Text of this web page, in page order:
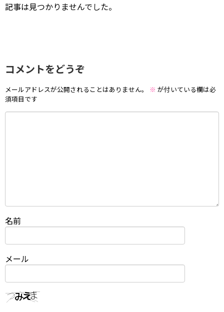
記事は見つかりませんでした。
コメントをどうぞ
メールアドレスが公開されることはありません。 ※ が付いている欄は必
須項目です
名前
メール